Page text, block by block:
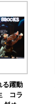
る躍動
コラ